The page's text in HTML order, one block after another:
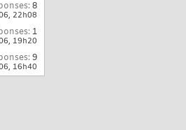
8
22h08
1
19h20
9
16h40